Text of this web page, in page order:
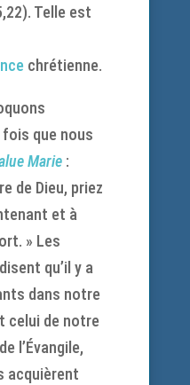
Telle est
chrétienne.
que nous
Marie :
de Dieu, priez
et à
» Les
qu’il y a
dans notre
celui de notre
l’Évangile,
acquièrent